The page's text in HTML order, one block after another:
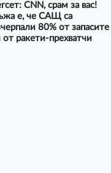
CNN, срам за вас!
е, че САЩ са
80% от запасите
от ракети-прехватчи